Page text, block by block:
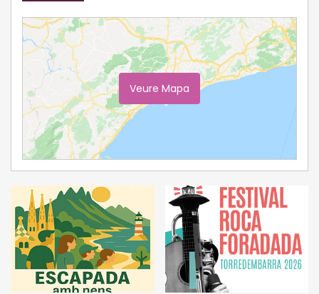
Veure Mapa